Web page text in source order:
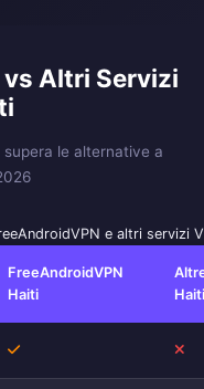
Altri Servizi
le alternative a
e altri servizi
FreeAndroidVPN
Haiti
Haiti
Sì